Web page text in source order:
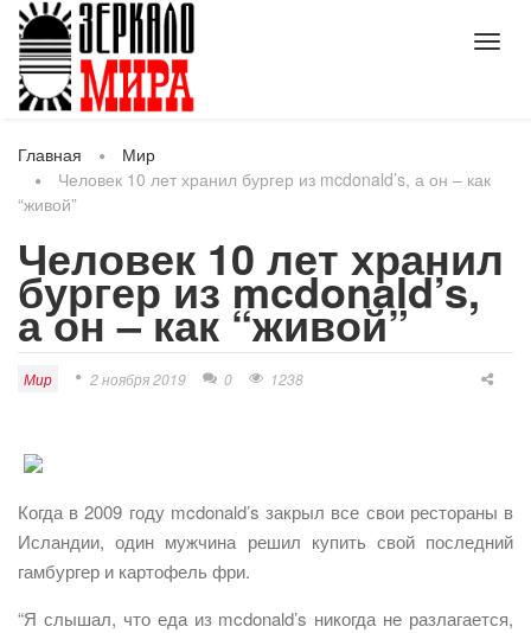
Главная
Мир
Человек 10 лет хранил бургер из mcdonald’s, а он – как
“живой”
Человек 10 лет хранил
бургер из mcdonald’s,
а он – как “живой”
Мир 2 ноября 2019 0 1238
Когда в 2009 году mcdonald’s закрыл все свои рестораны в
Исландии, один мужчина решил купить свой последний
гамбургер и картофель фри.
“Я слышал, что еда из mcdonald’s никогда не разлагается,